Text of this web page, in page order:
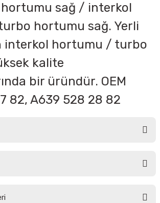
sağ / interkol
hortumu sağ. Yerli
interkol hortumu / turbo
kalite
bir üründür. OEM
82, A639 528 28 82